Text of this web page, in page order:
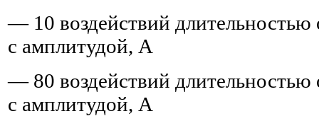
— 10 воздействий длительностью
с амплитудой, А
— 80 воздействий длительностью
с амплитудой, А